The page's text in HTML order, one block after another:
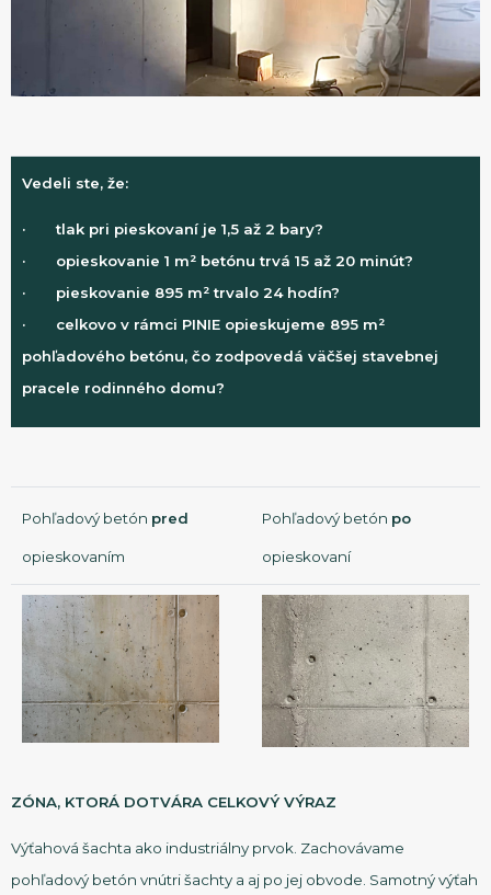
Vedeli ste, že:
· tlak pri pieskovaní je 1,5 až 2 bary?
· opieskovanie 1 m² betónu trvá 15 až 20 minút?
· pieskovanie 895 m² trvalo 24 hodín?
· celkovo v rámci PINIE opieskujeme 895 m²
pohľadového betónu, čo zodpovedá väčšej stavebnej
pracele rodinného domu?
Pohľadový betón pred
opieskovaním
Pohľadový betón po
opieskovaní
ZÓNA, KTORÁ DOTVÁRA CELKOVÝ VÝRAZ
Výťahová šachta ako industriálny prvok. Zachovávame
pohľadový betón vnútri šachty a aj po jej obvode. Samotný výťah